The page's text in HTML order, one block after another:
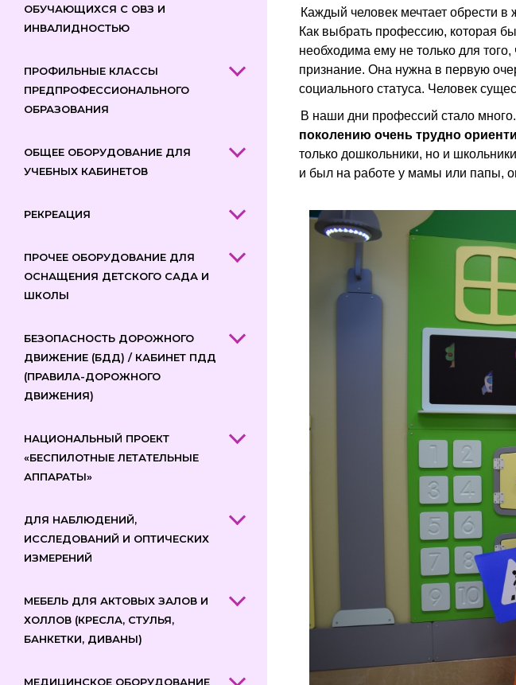
ОБУЧАЮЩИХСЯ С ОВЗ И
ИНВАЛИДНОСТЬЮ
ПРОФИЛЬНЫЕ КЛАССЫ
ПРЕДПРОФЕССИОНАЛЬНОГО
ОБРАЗОВАНИЯ
ОБЩЕЕ ОБОРУДОВАНИЕ ДЛЯ
УЧЕБНЫХ КАБИНЕТОВ
РЕКРЕАЦИЯ
ПРОЧЕЕ ОБОРУДОВАНИЕ ДЛЯ
ОСНАЩЕНИЯ ДЕТСКОГО САДА И
ШКОЛЫ
БЕЗОПАСНОСТЬ ДОРОЖНОГО
ДВИЖЕНИЕ (БДД) / КАБИНЕТ ПДД
(ПРАВИЛА-ДОРОЖНОГО
ДВИЖЕНИЯ)
НАЦИОНАЛЬНЫЙ ПРОЕКТ
«БЕСПИЛОТНЫЕ ЛЕТАТЕЛЬНЫЕ
АППАРАТЫ»
ДЛЯ НАБЛЮДЕНИЙ,
ИССЛЕДОВАНИЙ И ОПТИЧЕСКИХ
ИЗМЕРЕНИЙ
МЕБЕЛЬ ДЛЯ АКТОВЫХ ЗАЛОВ И
ХОЛЛОВ (КРЕСЛА, СТУЛЬЯ,
БАНКЕТКИ, ДИВАНЫ)
МЕДИЦИНСКОЕ ОБОРУДОВАНИЕ
Каждый человек мечтает обрести
Как выбрать профессию, которая
необходима ему не только для
признание. Она нужна в первую
социального статуса. Человек
В наши дни профессий стало
поколению очень трудно
только дошкольники, но и
и был на работе у мамы или папы,